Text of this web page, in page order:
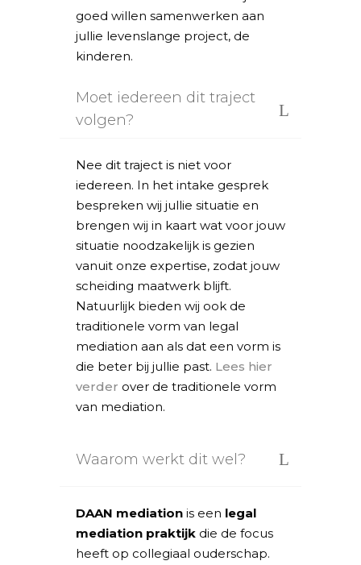
goed willen samenwerken aan
jullie levenslange project, de
kinderen.
Moet iedereen dit traject
volgen?
Nee dit traject is niet voor
iedereen. In het intake gesprek
bespreken wij jullie situatie en
brengen wij in kaart wat voor jouw
situatie noodzakelijk is gezien
vanuit onze expertise, zodat jouw
scheiding maatwerk blijft.
Natuurlijk bieden wij ook de
traditionele vorm van legal
mediation aan als dat een vorm is
die beter bij jullie past. Lees hier
verder over de traditionele vorm
van mediation.
Waarom werkt dit wel?
DAAN mediation is een legal
mediation praktijk die de focus
heeft op collegiaal ouderschap.